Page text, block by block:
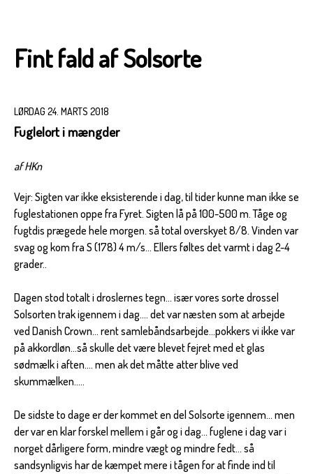
Fint fald af Solsorte
LØRDAG 24. MARTS 2018
Fuglelort i mængder
af HKn
Vejr: Sigten var ikke eksisterende i dag, til tider kunne man ikke se
fuglestationen oppe fra Fyret. Sigten lå på 100-500 m. Tåge og
fugtdis prægede hele morgen. så total overskyet 8/8. Vinden var
svag og kom fra S (178) 4 m/s... Ellers føltes det varmt i dag 2-4
grader..
Dagen stod totalt i droslernes tegn... især vores sorte drossel
Solsorten trak igennem i dag.... det var næsten som at arbejde
ved Danish Crown... rent samlebåndsarbejde...pokkers vi ikke var
på akkordløn...så skulle det være blevet fejret med et glas
sødmælk i aften.... men ak det måtte atter blive ved
skummælken.....
De sidste to dage er der kommet en del Solsorte igennem... men
der var en klar forskel mellem i går og i dag... fuglene i dag var i
norget dårligere form, mindre vægt og mindre fedt... så
sandsynligvis har de kæmpet mere i tågen for at finde ind til